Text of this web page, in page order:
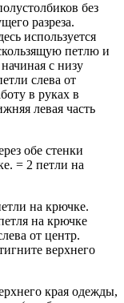
без
разреза.
используется
петлю и
с низу
слева от
в руках в
левая часть
обе стенки
= 2 петли на
на крючке.
на крючке
от центр.
верхнего
края одежды,